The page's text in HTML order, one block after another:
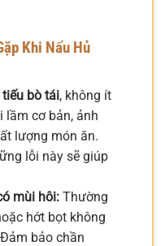
Khi Nấu Hủ
bò tái, không ít
lầm cơ bản, ảnh
lượng món ăn.
lỗi này sẽ giúp
mùi hôi: Thường
hớt bọt không
bảo chần